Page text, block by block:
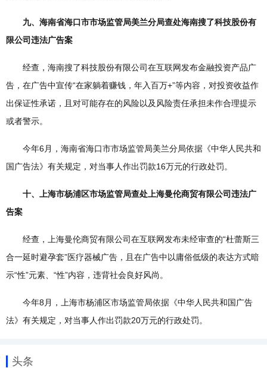
九、海南省海口市市场监管局美兰分局查处海南搜了科技股份有
限公司违法广告案
经查，海南搜了科技股份有限公司在互联网发布金融投资产品广
告，在广告中宣传“在家躺着赚钱，年入百万+”等内容，对投资收益作
出保证性承诺，且对可能存在的风险以及风险责任承担未作合理提示
或者警示。
今年6月，海南省海口市市场监管局美兰分局依据《中华人民共和
国广告法》有关规定，对当事人作出罚款16万元的行政处罚。
十、上海市杨浦区市场监管局查处上海曼伦商贸有限公司违法广
告案
经查，上海曼伦商贸有限公司在互联网发布未经审查的“杜蕾斯三
合一延时避孕套”医疗器械广告，且在广告中以庸俗低级的表达方式暗
示“性”元素、“性”内容，违背社会良好风尚。
今年8月，上海市杨浦区市场监管局依据《中华人民共和国广告
法》有关规定，对当事人作出罚款20万元的行政处罚。
头条